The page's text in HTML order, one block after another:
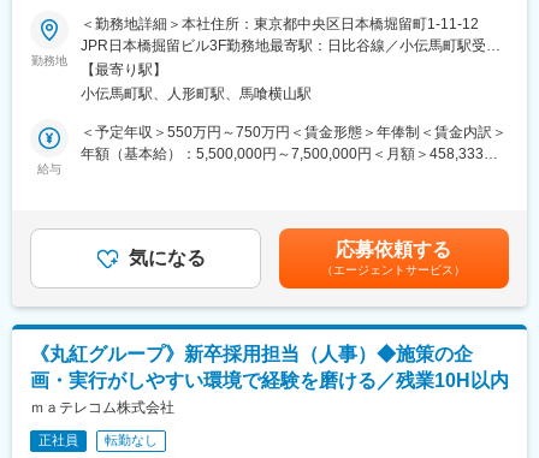
■当社の強み<強固な海外販売網＞
世界80ヶ国に商品を展開し、うち18ヶ国にグループ会社を設けて
います。各地に販売代理店も存在し、安定した海外ネットワーク
を築いています。2026年3月期、売上、利益ともに過去最高を更
新しております。
・他部門との連携調整もスムーズに行えるコミュニケーション能
変更の範囲：会社の定める業務
■おすすめPOINT＼“人事中途採用担当としてのキャリアからゆく
ゆくは戦略立案まで行いたい方へ◎／
・三洋電機から事業譲渡された「AQUA」ブランドを展開し、現
在は大型家電で世界トップクラスのハイアールグループの一員と
してグローバルに事業を展開中
・元・日本メーカー出身者が多く、日系のチームプレーと外資系
のスピード感がミックスされた独自のカルチャーが魅力◎
・転勤はほぼ無、国内出張も採用面接対応などで年間数回あるか
■職務内容
同社の人事として、中途採用に関する業務全般を担当いただきま
す。
・エージェント会社とのやり取り、対応
・求人票作成
・選考中の日程調整
・スカウトメール作成～送付
上記業務を行いながらメインミッションとして、「会社の事業成
勤務地
＜勤務地詳細＞本社住所：東京都中央区日本橋堀留町1-11-12
JPR日本橋掘留ビル3F勤務地最寄駅：日比谷線／小伝馬町駅受動
喫煙対策：屋内全面禁煙変更の範囲：会社の定める事業所
【最寄り駅】
小伝馬町駅、人形町駅、馬喰横山駅
給与
＜予定年収＞550万円～750万円＜賃金形態＞年俸制＜賃金内訳＞
年額（基本給）：5,500,000円～7,500,000円＜月額＞458,333円
の金額であり、選考を通じて上下する可能性があります。月給(月
額)は固定手当を含めた表記です。
気になる 応募依頼する
（エージェントサービス）
《丸紅グループ》新卒採用担当（人事）◆施策の企
画・実行がしやすい環境で経験を磨ける／残業10H以内
ｍａテレコム株式会社
正社員 転勤なし